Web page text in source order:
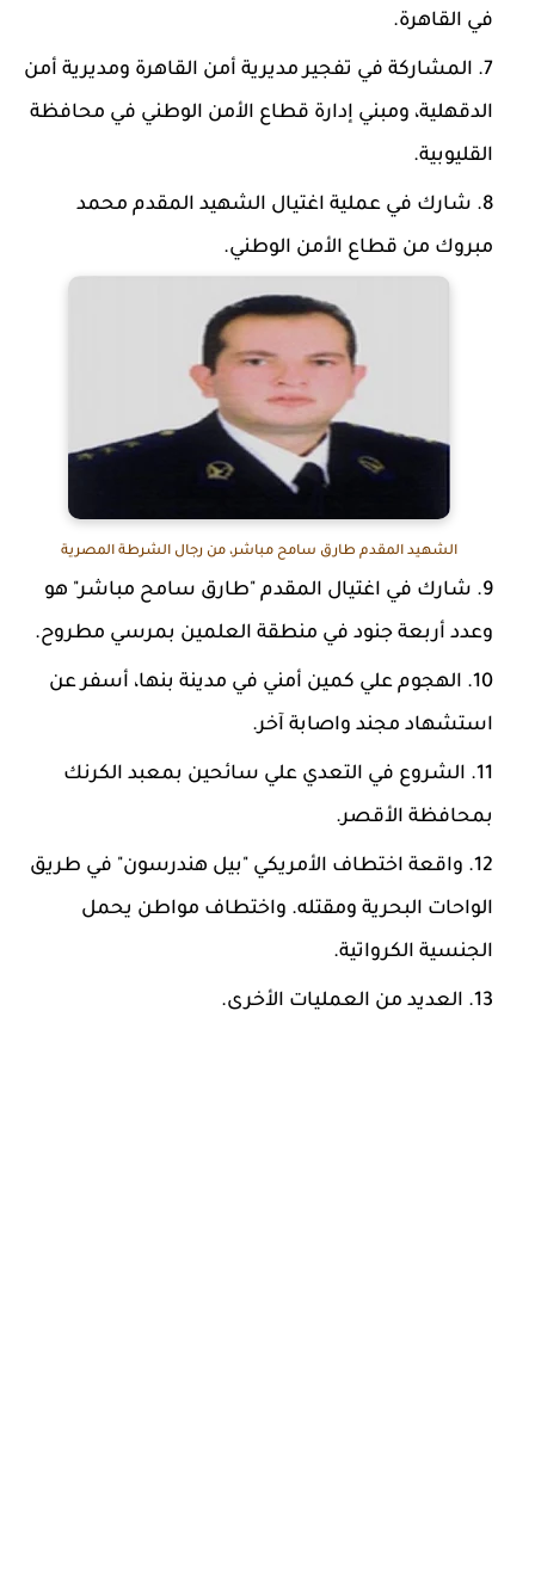
في القاهرة.
المشاركة في تفجير مديرية أمن القاهرة ومديرية أمن
الدقهلية، ومبني إدارة قطاع الأمن الوطني في محافظة
القليوبية.
شارك في عملية اغتيال الشهيد المقدم محمد
مبروك من قطاع الأمن الوطني.
الشهيد المقدم طارق سامح مباشر، من رجال الشرطة المصرية
شارك في اغتيال المقدم "طارق سامح مباشر" هو
وعدد أربعة جنود في منطقة العلمين بمرسي مطروح.
الهجوم علي كمين أمني في مدينة بنها، أسفر عن
استشهاد مجند واصابة آخر.
الشروع في التعدي علي سائحين بمعبد الكرنك
بمحافظة الأقصر.
واقعة اختطاف الأمريكي "بيل هندرسون" في طريق
الواحات البحرية ومقتله. واختطاف مواطن يحمل
الجنسية الكرواتية.
العديد من العمليات الأخرى.